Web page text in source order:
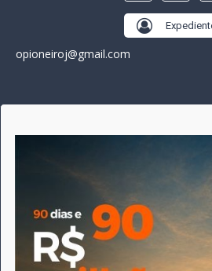
opioneiroj@gmail.com
A história do Pioneiro inicia em
Canarana - MT, na época, como um
que chegou a possuir mil assinantes.
publicadas 691 edições que
políticos, policiais e cotidianos de
origem, pautado sempre pela busca
imparcialidade, faz jus a sua logo,
da praça" de Canarana, sendo o